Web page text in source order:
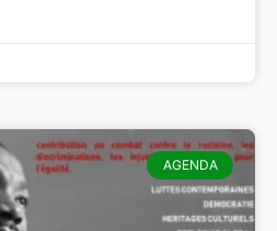
AGENDA